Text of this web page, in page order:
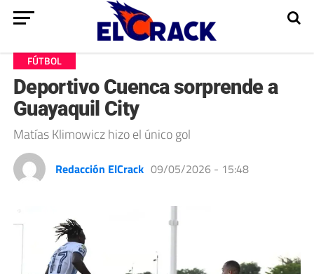
FÚTBOL
Deportivo Cuenca sorprende a
Guayaquil City
Matías Klimowicz hizo el único gol
Redacción ElCrack 09/05/2026 - 15:48